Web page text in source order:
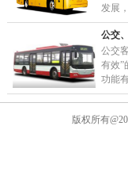
发展
城市
但……
公交
公交
有效”
功能
分段
版权所有